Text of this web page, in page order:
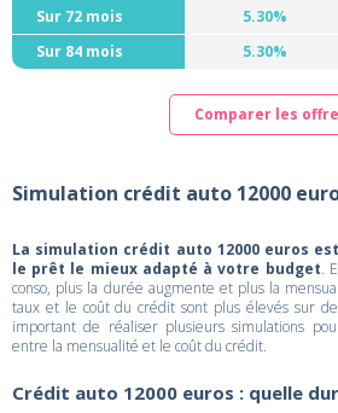
Sur 72 mois
5.30%
Sur 84 mois
5.30%
Comparer les
Simulation crédit auto 12000
La simulation crédit auto 12000 euros
le prêt le mieux adapté à votre budget.
conso, plus la durée augmente et plus la
taux et le coût du crédit sont plus élevés sur
important de réaliser plusieurs simulations
entre la mensualité et le coût du crédit.
Crédit auto 12000 euros : quelle